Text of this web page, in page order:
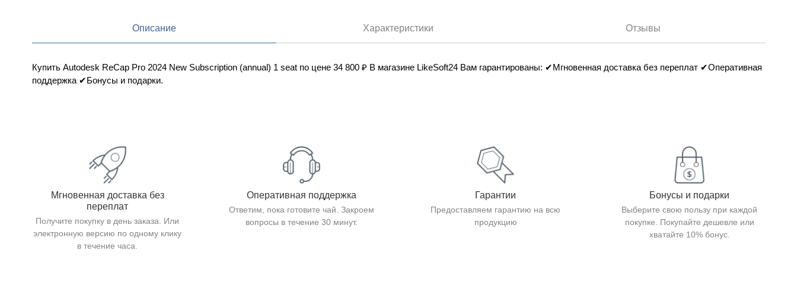
Описание Характеристики Отзывы
Купить Autodesk ReCap Pro 2024 New Subscription (annual) 1 seat по цене 34 800 ₽ В магазине LikeSoft24 Вам гарантированы: ✔Мгновенная доставка без переплат ✔Оперативная
поддержка ✔Бонусы и подарки.
Мгновенная доставка без
переплат
Получите покупку в день заказа. Или
электронную версию по одному клику
в течение часа.
Оперативная поддержка
Ответим, пока готовите чай. Закроем
вопросы в течение 30 минут.
Гарантии
Предоставляем гарантию на всю
продукцию
Бонусы и подарки
Выберите свою пользу при каждой
покупке. Покупайте дешевле или
хватайте 10% бонус.